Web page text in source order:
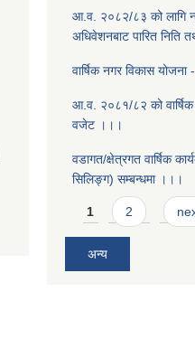
आ.व. २०८२/८३ को लागि
अधिवेशनबाट पारित निति
वार्षिक नगर विकास
आ.व. २०८१/८२ को वार्षिक
वजेट ।।।
वडागत/क्षेत्रगत वार्षिक
सिलिङ्ग) सम्बन्धमा ।।।
Pages
1 2
अन्य